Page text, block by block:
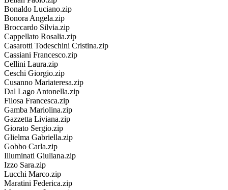
Bonaldo Luciano.zip
Bonora Angela.zip
Broccardo Silvia.zip
Cappellato Rosalia.zip
Casarotti Todeschini Cristina.zip
Cassiani Francesco.zip
Cellini Laura.zip
Ceschi Giorgio.zip
Cusanno Mariateresa.zip
Dal Lago Antonella.zip
Filosa Francesca.zip
Gamba Mariolina.zip
Gazzetta Liviana.zip
Giorato Sergio.zip
Glielma Gabriella.zip
Gobbo Carla.zip
Illuminati Giuliana.zip
Izzo Sara.zip
Lucchi Marco.zip
Maratini Federica.zip